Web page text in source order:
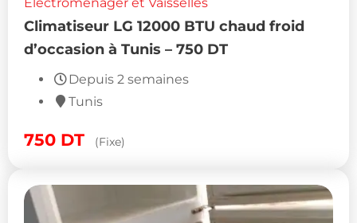
Climatiseur LG 12000 BTU chaud froid
d’occasion à Tunis – 750 DT
Depuis 2 semaines
Tunis
750 DT (Fixe)